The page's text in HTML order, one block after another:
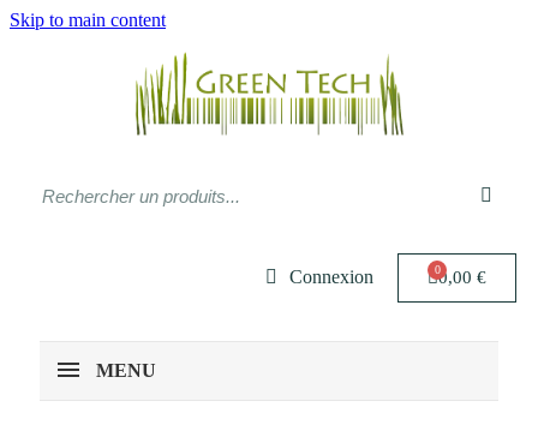
Skip to main content
Connexion 0,00 €
MENU